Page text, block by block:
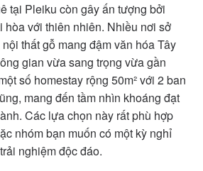
tại Pleiku còn gây ấn tượng bởi
hòa với thiên nhiên. Nhiều nơi sở
thất gỗ mang đậm văn hóa Tây
gian vừa sang trọng vừa gần
số homestay rộng 50m² với 2 ban
mang đến tầm nhìn khoáng đạt
Các lựa chọn này rất phù hợp
nhóm bạn muốn có một kỳ nghỉ
nghiệm độc đáo.